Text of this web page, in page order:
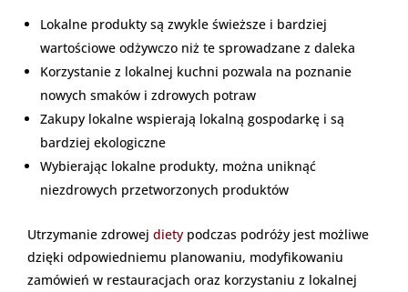
Lokalne produkty są zwykle świeższe i bardziej
wartościowe odżywczo niż te sprowadzane z daleka
Korzystanie z lokalnej kuchni pozwala na poznanie
nowych smaków i zdrowych potraw
Zakupy lokalne wspierają lokalną gospodarkę i są
bardziej ekologiczne
Wybierając lokalne produkty, można uniknąć
niezdrowych przetworzonych produktów
Utrzymanie zdrowej diety podczas podróży jest możliwe
dzięki odpowiedniemu planowaniu, modyfikowaniu
zamówień w restauracjach oraz korzystaniu z lokalnej